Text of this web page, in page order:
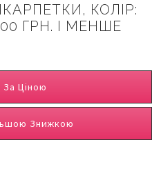
КОЛІР:
ГРН. І МЕНШЕ
Ціною
Знижкою